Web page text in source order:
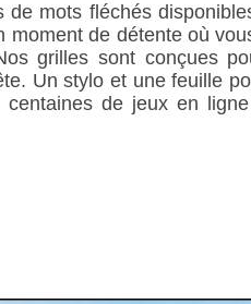
mots fléchés
moment de détente où
grilles sont conçues
Un stylo et une feuille
de jeux en